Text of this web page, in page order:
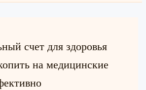
счет для здоровья
на медицинские